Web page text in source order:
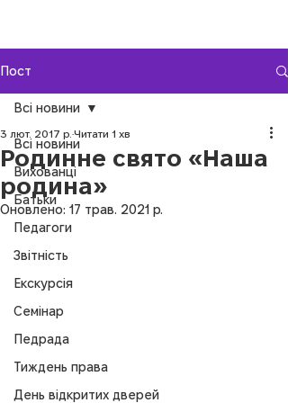
Пост
Всі новини
Вихованці
Батьки
Педагоги
Звітність
Екскурсія
Семінар
Педрада
Тиждень права
День відкритих дверей
Всі новини
Родинне свято «Наша
родина»
3 лют. 2017 р. Читати 1 хв
Оновлено: 17 трав. 2021 р.